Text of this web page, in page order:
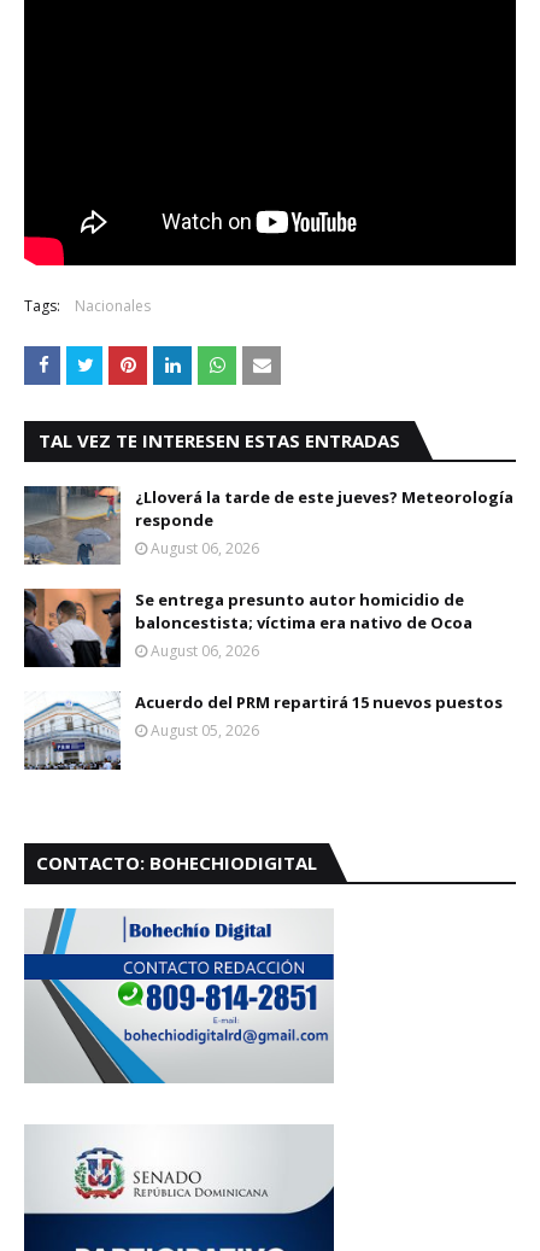
Tags: Nacionales
TAL VEZ TE INTERESEN ESTAS ENTRADAS
¿Lloverá la tarde de este jueves? Meteorología
responde
August 06, 2026
Se entrega presunto autor homicidio de
baloncestista; víctima era nativo de Ocoa
August 06, 2026
Acuerdo del PRM repartirá 15 nuevos puestos
August 05, 2026
CONTACTO: BOHECHIODIGITAL